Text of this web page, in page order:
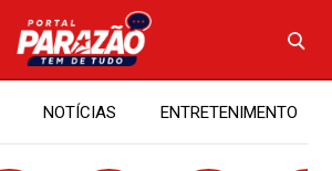
NOTÍCIAS ENTRETENIMENTO